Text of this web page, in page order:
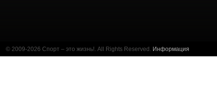
© 2009-2026 Спорт – это жизнь!. All Rights Reserved. Информация